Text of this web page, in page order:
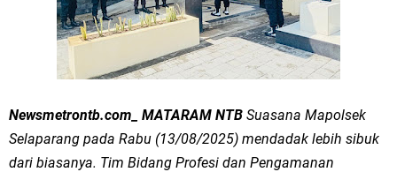
Newsmetrontb.com_ MATARAM NTB Suasana Mapolsek
Selaparang pada Rabu (13/08/2025) mendadak lebih sibuk
dari biasanya. Tim Bidang Profesi dan Pengamanan